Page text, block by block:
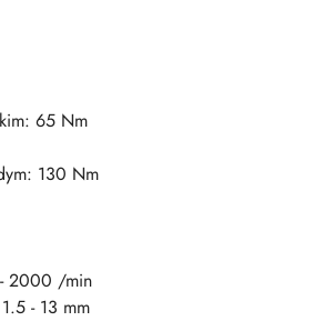
65 Nm
130 Nm
2000 /min
- 13 mm